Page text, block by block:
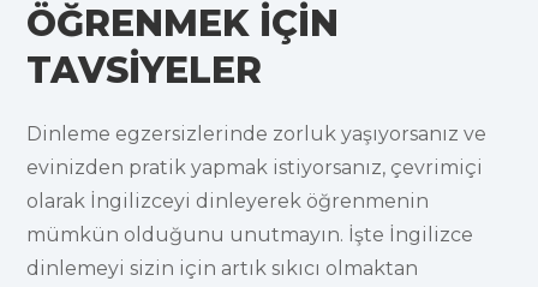
ÖĞRENMEK İÇİN
TAVSİYELER
Dinleme egzersizlerinde zorluk yaşıyorsanız ve
evinizden pratik yapmak istiyorsanız, çevrimiçi
olarak İngilizceyi dinleyerek öğrenmenin
mümkün olduğunu unutmayın. İşte İngilizce
dinlemeyi sizin için artık sıkıcı olmaktan